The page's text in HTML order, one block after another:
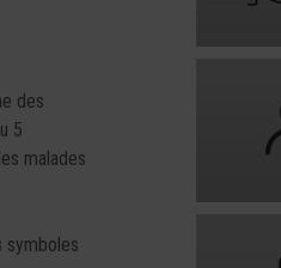
des
5
malades
symboles